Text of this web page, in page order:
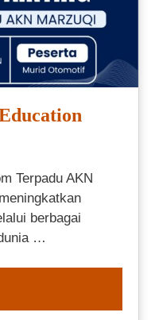
Terpadu AKN
berbagai
…